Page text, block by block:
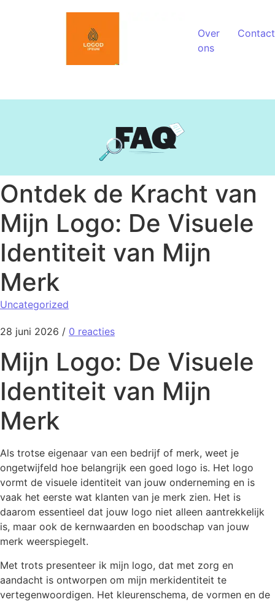
Over
ons
Contact
Ontdek de Kracht van
Mijn Logo: De Visuele
Identiteit van Mijn
Merk
Uncategorized
28 juni 2026 / 0 reacties
Mijn Logo: De Visuele
Identiteit van Mijn
Merk
Als trotse eigenaar van een bedrijf of merk, weet je
ongetwijfeld hoe belangrijk een goed logo is. Het logo
vormt de visuele identiteit van jouw onderneming en is
vaak het eerste wat klanten van je merk zien. Het is
daarom essentieel dat jouw logo niet alleen aantrekkelijk
is, maar ook de kernwaarden en boodschap van jouw
merk weerspiegelt.
Met trots presenteer ik mijn logo, dat met zorg en
aandacht is ontworpen om mijn merkidentiteit te
vertegenwoordigen. Het kleurenschema, de vormen en de